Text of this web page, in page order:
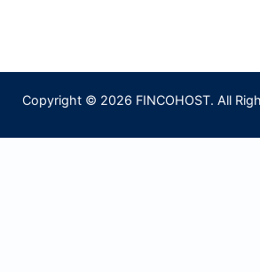
Copyright © 2026 FINCOHOST. All